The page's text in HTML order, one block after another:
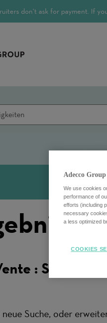
don’t ask for payment. If
: Sales
Suche, oder
Adecco Group
We use cookies
performance of
efforts (including
necessary
a less optimized
COOKIES